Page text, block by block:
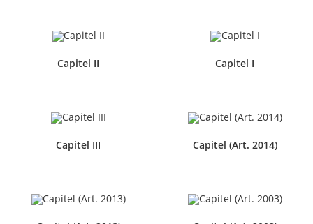
Capitel II Capitel I
Capitel III Capitel (Art. 2014)